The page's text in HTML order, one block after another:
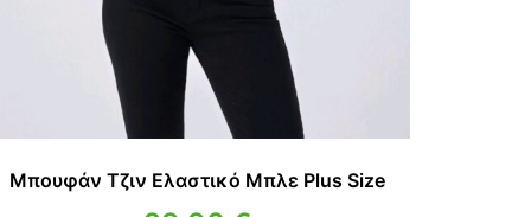
Μπουφάν Τζιν Ελαστικό Μπλε Plus Size